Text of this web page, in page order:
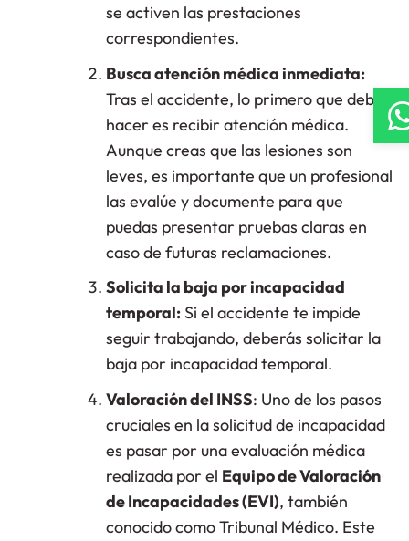
se activen las prestaciones
correspondientes.
Busca atención médica inmediata:
Tras el accidente, lo primero que debes
hacer es recibir atención médica.
Aunque creas que las lesiones son
leves, es importante que un profesional
las evalúe y documente para que
puedas presentar pruebas claras en
caso de futuras reclamaciones.
Solicita la baja por incapacidad
temporal:Si el accidente te impide
seguir trabajando, deberás solicitar la
baja por incapacidad temporal.
Valoración del INSS: Uno de los pasos
cruciales en la solicitud de incapacidad
es pasar por una evaluación médica
realizada por el Equipo de Valoración
de Incapacidades (EVI), también
conocido como Tribunal Médico. Este